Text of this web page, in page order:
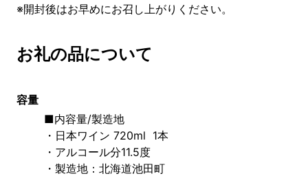
※開封後はお早めにお召し上がりください。
お礼の品について
容量
■内容量/製造地
・日本ワイン 720ml  1本
・アルコール分11.5度
・製造地：北海道池田町